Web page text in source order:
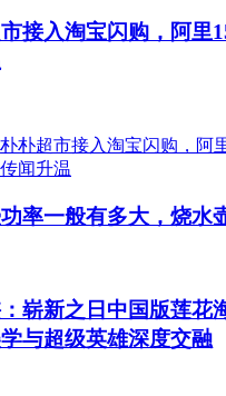
接入淘宝闪购，阿里
率一般有多大，烧水
崭新之日中国版莲花
与超级英雄深度交融